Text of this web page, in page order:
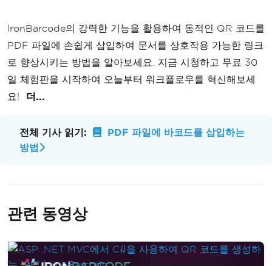
IronBarcode의 강력한 기능을 활용하여 동적인 QR 코드를
PDF 파일에 손쉽게 삽입하여 문서를 상호작용 가능한 링크
로 향상시키는 방법을 알아보세요. 지금 시청하고 무료 30
일 체험판을 시작하여 오늘부터 워크플로우를 혁신해보세
요!
더...
전체 기사 읽기:
PDF 파일에 바코드를 삽입하는
방법
관련 동영상